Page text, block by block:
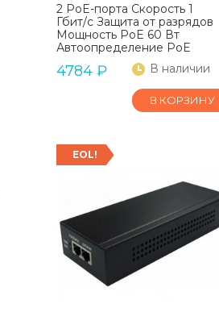
2 PoE-порта Скорость 1
Гбит/c Защита от разрядов
Мощность PoE 60 Вт
Автоопределение PoE
4784 ₽ В наличии
В КОРЗИНУ
EOL!